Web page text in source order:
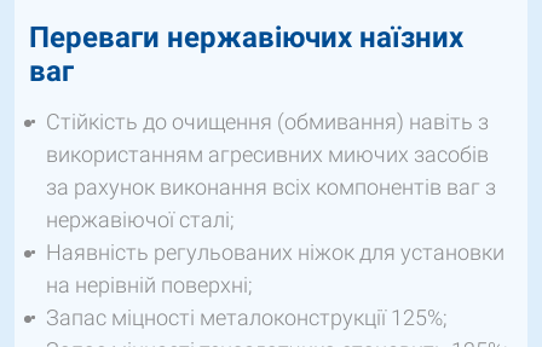
Переваги нержавіючих наїзних
ваг
Стійкість до очищення (обмивання) навіть з
використанням агресивних миючих засобів
за рахунок виконання всіх компонентів ваг з
нержавіючої сталі;
Наявність регульованих ніжок для установки
на нерівній поверхні;
Запас міцності металоконструкції 125%;